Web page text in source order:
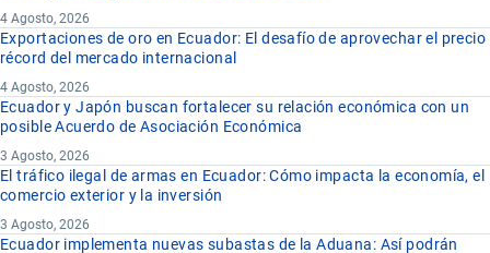
4 Agosto, 2026
Exportaciones de oro en Ecuador: El desafío de aprovechar el precio
récord del mercado internacional
4 Agosto, 2026
Ecuador y Japón buscan fortalecer su relación económica con un
posible Acuerdo de Asociación Económica
3 Agosto, 2026
El tráfico ilegal de armas en Ecuador: Cómo impacta la economía, el
comercio exterior y la inversión
3 Agosto, 2026
Ecuador implementa nuevas subastas de la Aduana: Así podrán